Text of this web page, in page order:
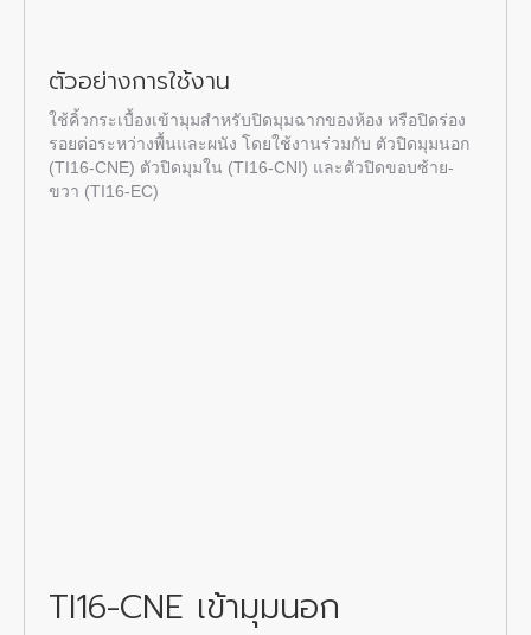
ตัวอย่างการใช้งาน
ใช้คิ้วกระเบื้องเข้ามุมสำหรับปิดมุมฉากของห้อง หรือปิดร่อง
รอยต่อระหว่างพื้นและผนัง โดยใช้งานร่วมกับ ตัวปิดมุมนอก
(TI16-CNE) ตัวปิดมุมใน (TI16-CNI) และตัวปิดขอบซ้าย-
ขวา (TI16-EC)
TI16-CNE เข้ามุมนอก